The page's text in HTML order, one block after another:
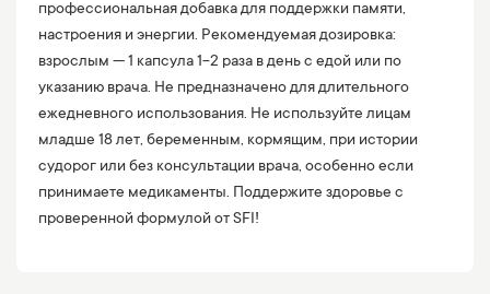
профессиональная добавка для поддержки памяти,
настроения и энергии. Рекомендуемая дозировка:
взрослым — 1 капсула 1-2 раза в день с едой или по
указанию врача. Не предназначено для длительного
ежедневного использования. Не используйте лицам
младше 18 лет, беременным, кормящим, при истории
судорог или без консультации врача, особенно если
принимаете медикаменты. Поддержите здоровье с
проверенной формулой от SFI!